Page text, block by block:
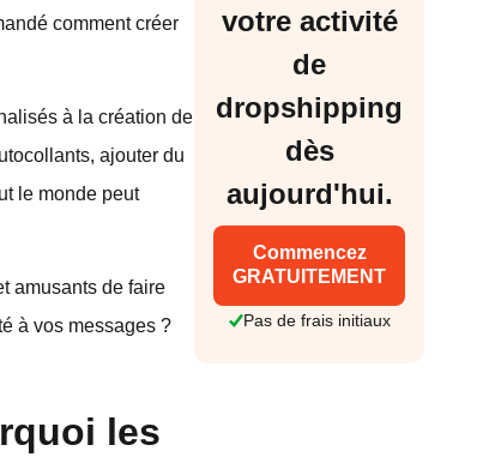
comment créer
à la création de
ajouter du
le monde peut
amusants de faire
à vos messages ?
les
votre activité
de
dropshipping
dès
aujourd'hui.
Commencez
GRATUITEMENT
Pas de frais initiaux